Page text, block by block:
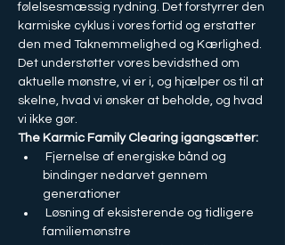
følelsesmæssig rydning. Det forstyrrer den
karmiske cyklus i vores fortid og erstatter
den med Taknemmelighed og Kærlighed.
Det understøtter vores bevidsthed om
aktuelle mønstre, vi er i, og hjælper os til at
skelne, hvad vi ønsker at beholde, og hvad
vi ikke gør.
The Karmic Family Clearing igangsætter:
bindinger nedarvet gennem
generationer
familiemønstre